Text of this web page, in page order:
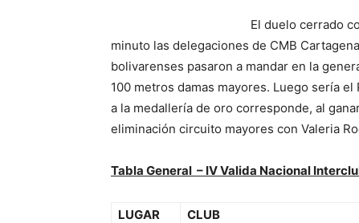
El duelo cerrado
minuto las delegaciones de CMB
bolivarenses pasaron a mandar en la
100 metros damas mayores. Luego sería
a la medallería de oro corresponde, al
eliminación circuito mayores con Valeria
Tabla General – IV Valida Nacional
LUGAR CLUB